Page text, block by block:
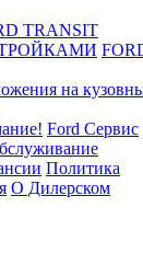
TRANSIT
на
Ford Сервис
Политика
О Дилерском